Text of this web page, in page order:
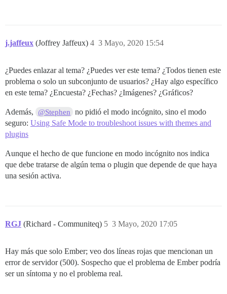
j.jaffeux (Joffrey Jaffeux) 3 Mayo, 2020 15:54
4
¿Puedes enlazar al tema? ¿Puedes ver este tema? ¿Todos tienen este
problema o solo un subconjunto de usuarios? ¿Hay algo específico
en este tema? ¿Encuesta? ¿Fechas? ¿Imágenes? ¿Gráficos?
Además, @Stephen
no pidió el modo incógnito, sino el modo
seguro: Using Safe Mode to troubleshoot issues with themes and
plugins
Aunque el hecho de que funcione en modo incógnito nos indica
que debe tratarse de algún tema o plugin que depende de que haya
una sesión activa.
RGJ (Richard - Communiteq) 3 Mayo, 2020 17:05
5
Hay más que solo Ember; veo dos líneas rojas que mencionan un
error de servidor (500). Sospecho que el problema de Ember podría
ser un síntoma y no el problema real.